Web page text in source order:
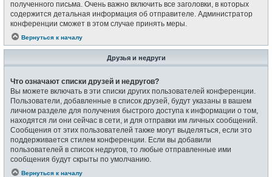
полученного письма. Очень важно включить все заголовки, в которых
содержится детальная информация об отправителе. Администратор
конференции сможет в этом случае принять меры.
Вернуться к началу
Друзья и недруги
Что означают списки друзей и недругов?
Вы можете включать в эти списки других пользователей конференции.
Пользователи, добавленные в список друзей, будут указаны в вашем
личном разделе для получения быстрого доступа к информации о том,
находятся ли они сейчас в сети, и для отправки им личных сообщений.
Сообщения от этих пользователей также могут выделяться, если это
поддерживается стилем конференции. Если вы добавили
пользователей в список недругов, то любые отправленные ими
сообщения будут скрыты по умолчанию.
Вернуться к началу